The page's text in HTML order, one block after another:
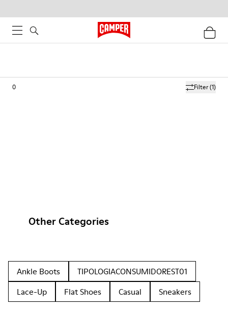
Filter(1)
0
Other Categories
Ankle Boots
TIPOLOGIACONSUMIDOREST01
Lace-Up
Flat Shoes Casual Sneakers